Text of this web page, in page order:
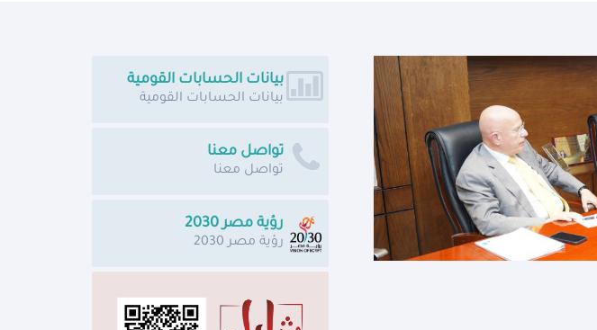
بيانات الحسابات القومية
بيانات الحسابات القومية
تواصل معنا
تواصل معنا
رؤية مصر 2030
رؤية مصر 2030